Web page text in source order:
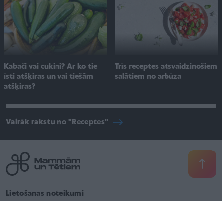
Kabači vai cukini? Ar ko tie
īsti atšķiras un vai tiešām
atšķiras?
Trīs receptes atsvaidzinošiem
salātiem no arbūza
Vairāk rakstu no "Receptes"
Lietošanas noteikumi